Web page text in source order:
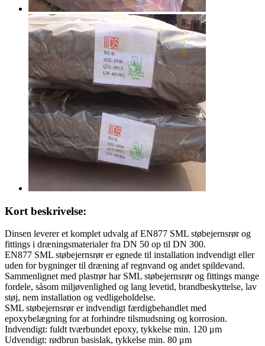
Kort beskrivelse:
Dinsen leverer et komplet udvalg af EN877 SML støbejernsrør og
fittings i dræningsmaterialer fra DN 50 op til DN 300.
EN877 SML støbejernsrør er egnede til installation indvendigt eller
uden for bygninger til dræning af regnvand og andet spildevand.
Sammenlignet med plastrør har SML støbejernsrør og fittings mange
fordele, såsom miljøvenlighed og lang levetid, brandbeskyttelse, lav
støj, nem installation og vedligeholdelse.
SML støbejernsrør er indvendigt færdigbehandlet med
epoxybelægning for at forhindre tilsmudsning og korrosion.
Indvendigt: fuldt tværbundet epoxy, tykkelse min. 120 μm
Udvendigt: rødbrun basislak, tykkelse min. 80 μm